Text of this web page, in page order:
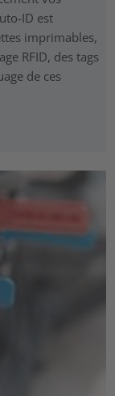
ID est
imprimables,
RFID, des tags
de ces